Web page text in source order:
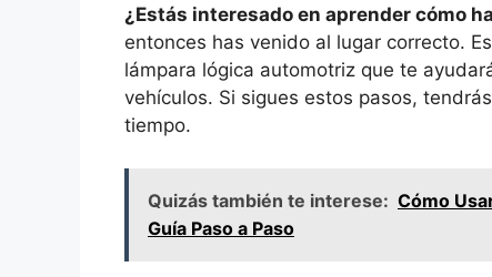
¿Estás interesado en aprender cómo
entonces has venido al lugar correcto.
lámpara lógica automotriz que te
vehículos. Si sigues estos pasos,
tiempo.
Quizás también te interese: Cómo
Guía Paso a Paso